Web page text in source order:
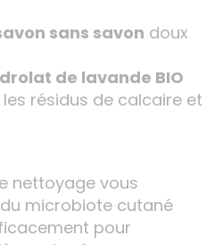
sans savon doux
de lavande BIO
résidus de calcaire et
nettoyage vous
microbiote cutané
pour